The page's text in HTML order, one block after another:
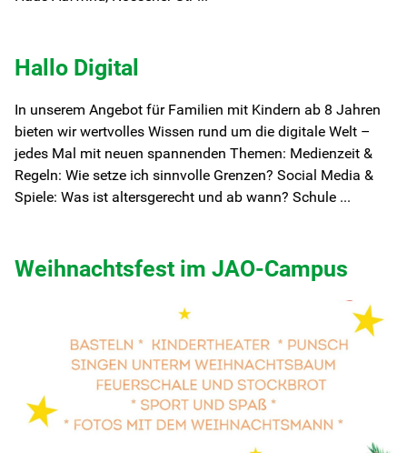
Hallo Digital
In unserem Angebot für Familien mit Kindern ab 8 Jahren
bieten wir wertvolles Wissen rund um die digitale Welt –
jedes Mal mit neuen spannenden Themen: Medienzeit &
Regeln: Wie setze ich sinnvolle Grenzen? Social Media &
Spiele: Was ist altersgerecht und ab wann? Schule ...
Weihnachtsfest im JAO-Campus